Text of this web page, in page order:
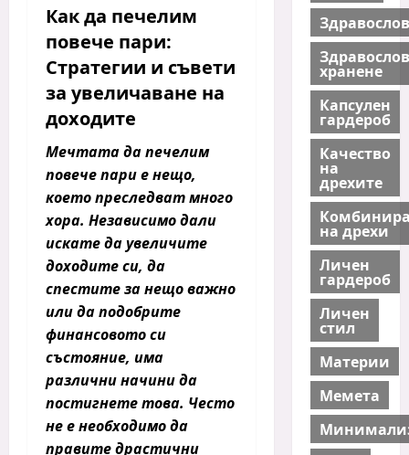
Как да печелим
повече пари:
Стратегии и съвети
за увеличаване на
доходите
Мечтата да печелим
повече пари е нещо,
което преследват много
хора. Независимо дали
искате да увеличите
доходите си, да
спестите за нещо важно
или да подобрите
финансовото си
състояние, има
различни начини да
постигнете това. Често
не е необходимо да
правите драстични
хранене
Капсулен
гардероб
Качество
на
дрехите
на дрехи
Личен
гардероб
Личен
стил
Материи
Мемета